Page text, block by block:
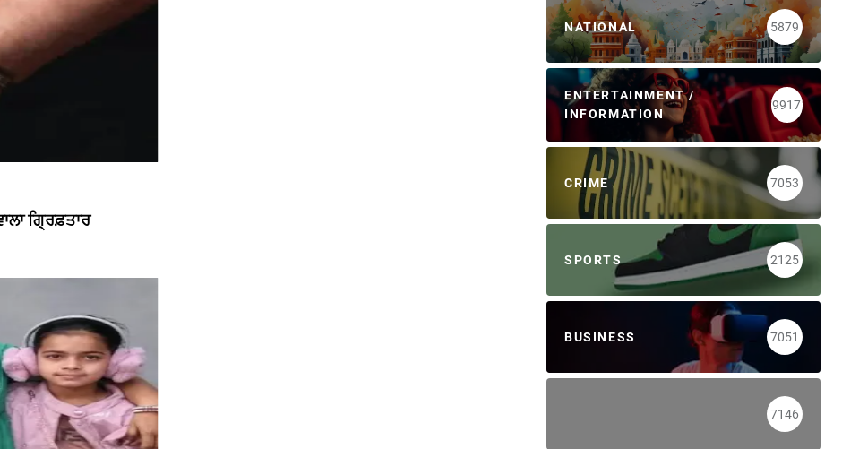
ਗ੍ਰਿਫ਼ਤਾਰ
NATIONAL 5879
ENTERTAINMENT /
INFORMATION
9917
CRIME 7053
SPORTS 2125
BUSINESS 7051
7146